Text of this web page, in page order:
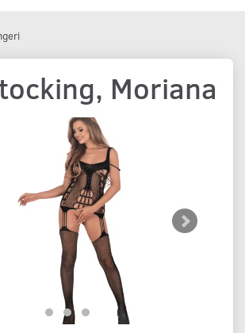
Moriana